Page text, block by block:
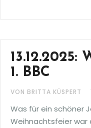
13.12.2025:
1. BBC
VON BRITTA KÜSPERT
Was für ein schöner
Weihnachtsfeier war